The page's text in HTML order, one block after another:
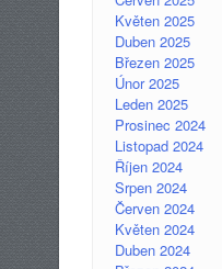
Květen 2025
Duben 2025
Březen 2025
Únor 2025
Leden 2025
Prosinec 2024
Listopad 2024
Říjen 2024
Srpen 2024
Červen 2024
Květen 2024
Duben 2024